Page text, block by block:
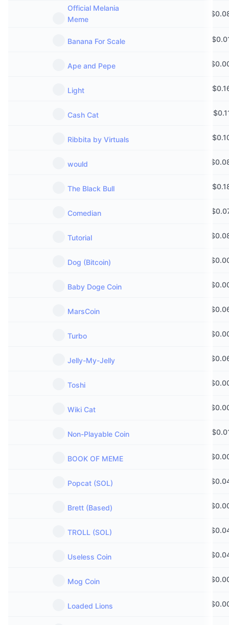
Календар ICOOfficial Melania
Meme
$
Banana For Scale $
Ape and Pepe $
Light $
Cash Cat $
Ribbita by Virtuals $
would $
The Black Bull $
Comedian $
Tutorial $
Dog (Bitcoin) $
Baby Doge Coin $
MarsCoin $
Turbo $
Jelly-My-Jelly $
Toshi $
Wiki Cat $
Non-Playable Coin $
BOOK OF MEME $
Popcat (SOL) $
Brett (Based) $
TROLL (SOL) $
Useless Coin $
Mog Coin $
Loaded Lions $